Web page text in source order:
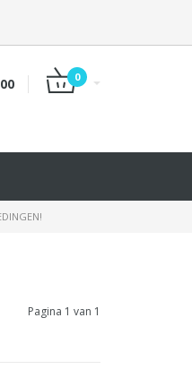
0
Pagina 1 van 1